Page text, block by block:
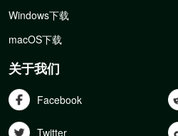
Windows下载
macOS下载
关于我们
Facebook
Twitter